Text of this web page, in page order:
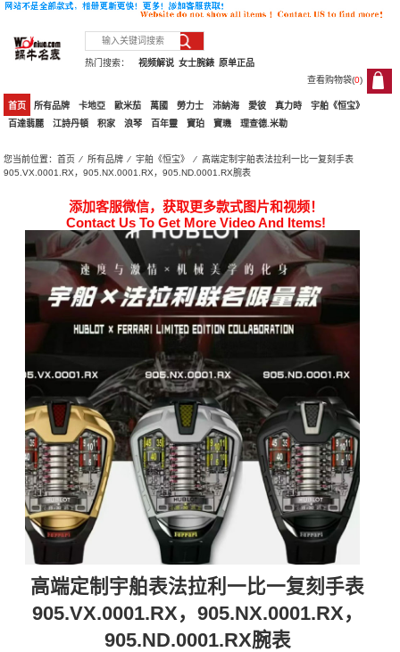
热门搜索： 原单正品
女士腕錶
视频解说
查看购物袋(0)
0
首页 所有品牌 卡地亞 歐米茄 萬國 勞力士 沛納海 愛彼 真力時
宇舶《恒宝》
百達翡麗
江詩丹頓 积家 浪琴 百年靈 寶珀 寶璣 理查德.米勒
您当前位置：首页 ⁄所有品牌 ⁄宇舶《恒宝》
⁄ 高端定制宇舶表法拉利一比一复刻手表
905.VX.0001.RX，905.NX.0001.RX，905.ND.0001.RX腕表
添加客服微信，获取更多款式图片和视频！
Contact Us To Get More Video And Items!
高端定制宇舶表法拉利一比一复刻手表
905.VX.0001.RX，905.NX.0001.RX，
905.ND.0001.RX腕表